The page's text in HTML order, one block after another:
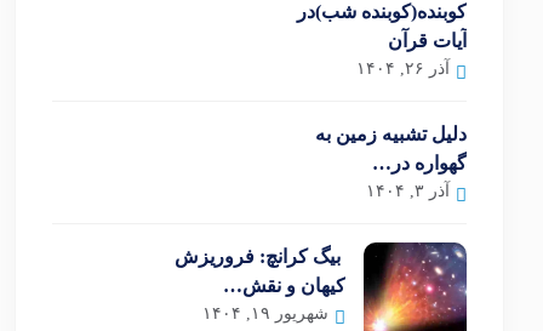
کوبنده(کوبنده شب)در
آیات قرآن
آذر ۲۶, ۱۴۰۴
دلیل تشبیه زمین به
گهواره در…
آذر ۳, ۱۴۰۴
بیگ کرانچ: فروریزش
کیهان و نقش…
شهریور ۱۹, ۱۴۰۴